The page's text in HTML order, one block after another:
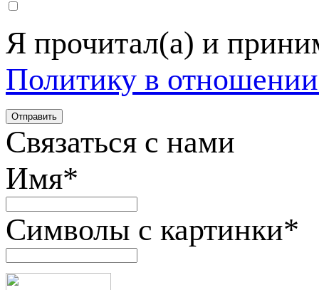
Я прочитал(а) и
Политику в
Связаться с нами
Имя*
Символы с картинки*